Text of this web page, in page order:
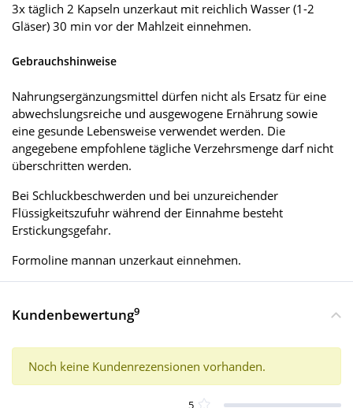
3x täglich 2 Kapseln unzerkaut mit reichlich Wasser (1-2
Gläser) 30 min vor der Mahlzeit einnehmen.
Gebrauchshinweise
Nahrungsergänzungsmittel dürfen nicht als Ersatz für eine
abwechslungsreiche und ausgewogene Ernährung sowie
eine gesunde Lebensweise verwendet werden. Die
angegebene empfohlene tägliche Verzehrsmenge darf nicht
überschritten werden.
Bei Schluckbeschwerden und bei unzureichender
Flüssigkeitszufuhr während der Einnahme besteht
Erstickungsgefahr.
Formoline mannan unzerkaut einnehmen.
Kundenbewertung9
Noch keine Kundenrezensionen vorhanden.
5